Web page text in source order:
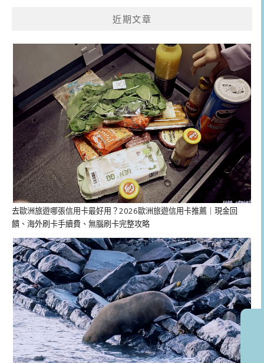
近期文章
去歐洲旅遊哪張信用卡最好用？2026歐洲旅遊信用卡推薦｜現金回
饋、海外刷卡手續費、無腦刷卡完整攻略